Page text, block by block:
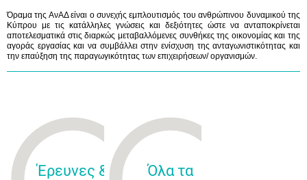
Όραμα της ΑνΑΔ είναι ο συνεχής εμπλουτισμός του ανθρώπινου δυναμικού της
Κύπρου με τις κατάλληλες γνώσεις και δεξιότητες ώστε να ανταποκρίνεται
αποτελεσματικά στις διαρκώς μεταβαλλόμενες συνθήκες της οικονομίας και της
αγοράς εργασίας και να συμβάλλει στην ενίσχυση της ανταγωνιστικότητας και
την επαύξηση της παραγωγικότητας των επιχειρήσεων/ οργανισμών.
Έρευνες &
Όλα τα